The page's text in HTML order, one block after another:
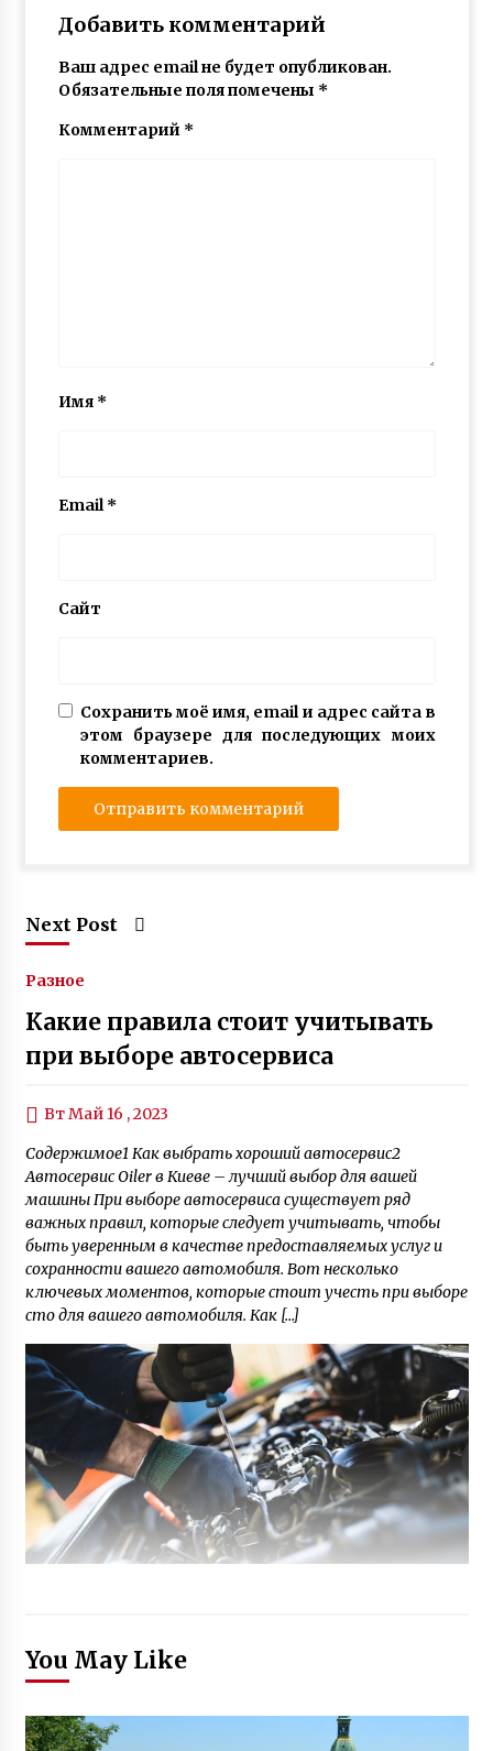
Добавить комментарий
Ваш адрес email не будет опубликован.
Обязательные поля помечены *
Комментарий *
Имя *
Email*
Сайт
Сохранить моё имя, email и адрес сайта в
этом браузере для последующих моих
комментариев.
Next Post
Разное
Какие правила стоит учитывать
при выборе автосервиса
Вт Май 16 , 2023
Содержимое1 Как выбрать хороший автосервис2
Автосервис Oiler в Киеве – лучший выбор для вашей
машины При выборе автосервиса существует ряд
важных правил, которые следует учитывать, чтобы
быть уверенным в качестве предоставляемых услуг и
сохранности вашего автомобиля. Вот несколько
ключевых моментов, которые стоит учесть при выборе
сто для вашего автомобиля. Как […]
You May Like